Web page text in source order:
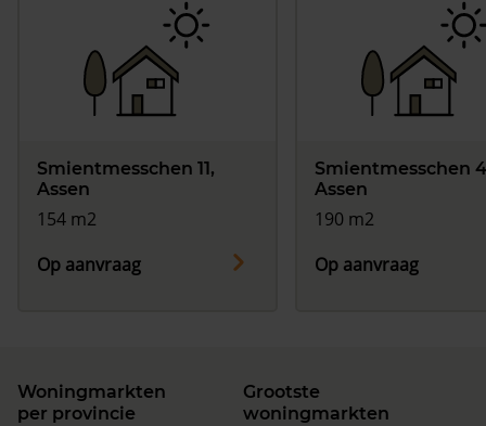
Smientmesschen 11,
Assen
154 m2
Op aanvraag
Smientmesschen
Assen
190 m2
Op aanvraag
Woningmarkten
per provincie
Grootste
woningmarkten